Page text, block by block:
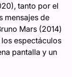
tanto por el
mensajes de
Mars (2014)
espectáculos
pantalla y un